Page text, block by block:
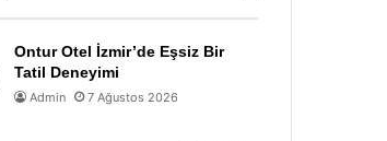
Ontur Otel İzmir’de Eşsiz Bir
Tatil Deneyimi
Admin 7 Ağustos 2026